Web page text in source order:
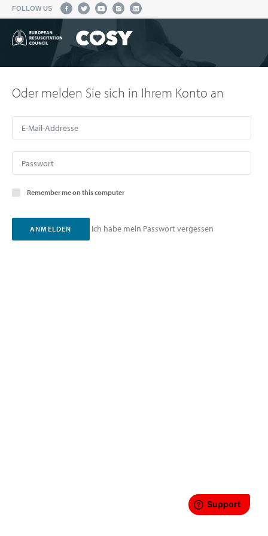
FOLLOW US
Oder melden Sie sich in Ihrem Konto an
Remember me on this computer
Ich habe mein Passwort vergessen